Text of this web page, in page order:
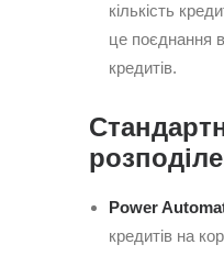
кількість
це поєднання
кредитів.
Power
кредитів на